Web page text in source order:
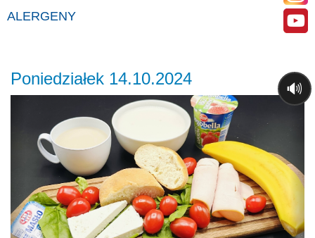
ALERGENY
Poniedziałek 14.10.2024
🔊